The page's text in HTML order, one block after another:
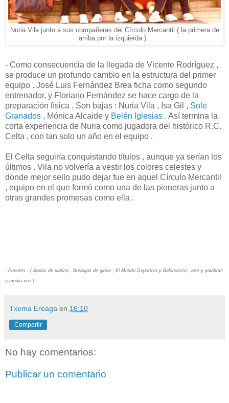
Nuria Vila junto a sus compañeras del Círculo Mercantil ( la primera de
arriba por la izquierda ) .
- Como consecuencia de la llegada de Vicente Rodríguez ,
se produce un profundo cambio en la estructura del primer
equipo . José Luis Fernández Brea ficha como segundo
entrenador, y Floriano Fernández se hace cargo de la
preparación física . Son bajas : Nuria Vila , Isa Gil , Sole
Granados , Mónica Alcaide y Belén Iglesias . Así termina la
corta experiencia de Nuria como jugadora del histórico R.C.
Celta , con tan solo un año en el equipo .
El Celta seguiría conquistando títulos , aunque ya serían los
últimos . Vila no volvería a vestir los colores celestes y
donde mejor sello pudo dejar fue en aquel Círculo Mercantil
, equipo en el que formó como una de las pioneras junto a
otras grandes promesas como ella .
- Fuentes : ( Bodas de platino , Burbujas de gloria , El Mundo Deportivo y Baloncesto , arte y palabras
a media voz ) .
Txema Ereaga en 16:10
Compartir
No hay comentarios:
Publicar un comentario